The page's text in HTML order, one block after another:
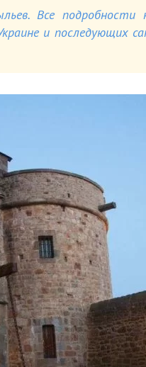
Все подробности
и последующих